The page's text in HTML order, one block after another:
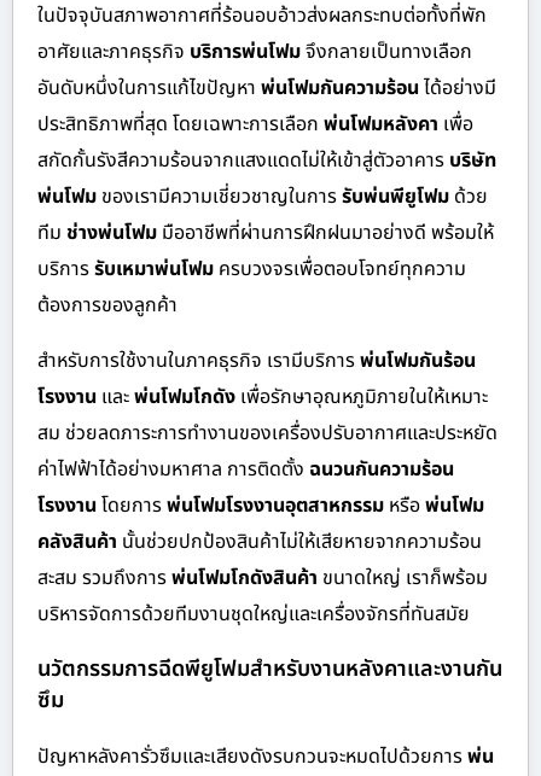
ในปัจจุบันสภาพอากาศที่ร้อนอบอ้าวส่งผลกระทบต่อทั้งที่พัก
อาศัยและภาคธุรกิจ บริการพ่นโฟมจึงกลายเป็นทางเลือก
อันดับหนึ่งในการแก้ไขปัญหา พ่นโฟมกันความร้อน ได้อย่างมี
ประสิทธิภาพที่สุด โดยเฉพาะการเลือก พ่นโฟมหลังคา เพื่อ
สกัดกั้นรังสีความร้อนจากแสงแดดไม่ให้เข้าสู่ตัวอาคาร บริษัท
พ่นโฟม ของเรามีความเชี่ยวชาญในการรับพ่นพียูโฟม ด้วย
ทีม ช่างพ่นโฟม มืออาชีพที่ผ่านการฝึกฝนมาอย่างดี พร้อมให้
บริการรับเหมาพ่นโฟม ครบวงจรเพื่อตอบโจทย์ทุกความ
ต้องการของลูกค้า
สำหรับการใช้งานในภาคธุรกิจ เรามีบริการพ่นโฟมกันร้อน
โรงงาน และพ่นโฟมโกดัง เพื่อรักษาอุณหภูมิภายในให้เหมาะ
สม ช่วยลดภาระการทำงานของเครื่องปรับอากาศและประหยัด
ค่าไฟฟ้าได้อย่างมหาศาล การติดตั้ง ฉนวนกันความร้อน
โรงงาน โดยการพ่นโฟมโรงงานอุตสาหกรรม หรือพ่นโฟม
คลังสินค้า นั้นช่วยปกป้องสินค้าไม่ให้เสียหายจากความร้อน
สะสม รวมถึงการพ่นโฟมโกดังสินค้า ขนาดใหญ่ เราก็พร้อม
บริหารจัดการด้วยทีมงานชุดใหญ่และเครื่องจักรที่ทันสมัย
นวัตกรรมการฉีดพียูโฟมสำหรับงานหลังคาและงานกัน
ซึม
ปัญหาหลังคารั่วซึมและเสียงดังรบกวนจะหมดไปด้วยการพ่น